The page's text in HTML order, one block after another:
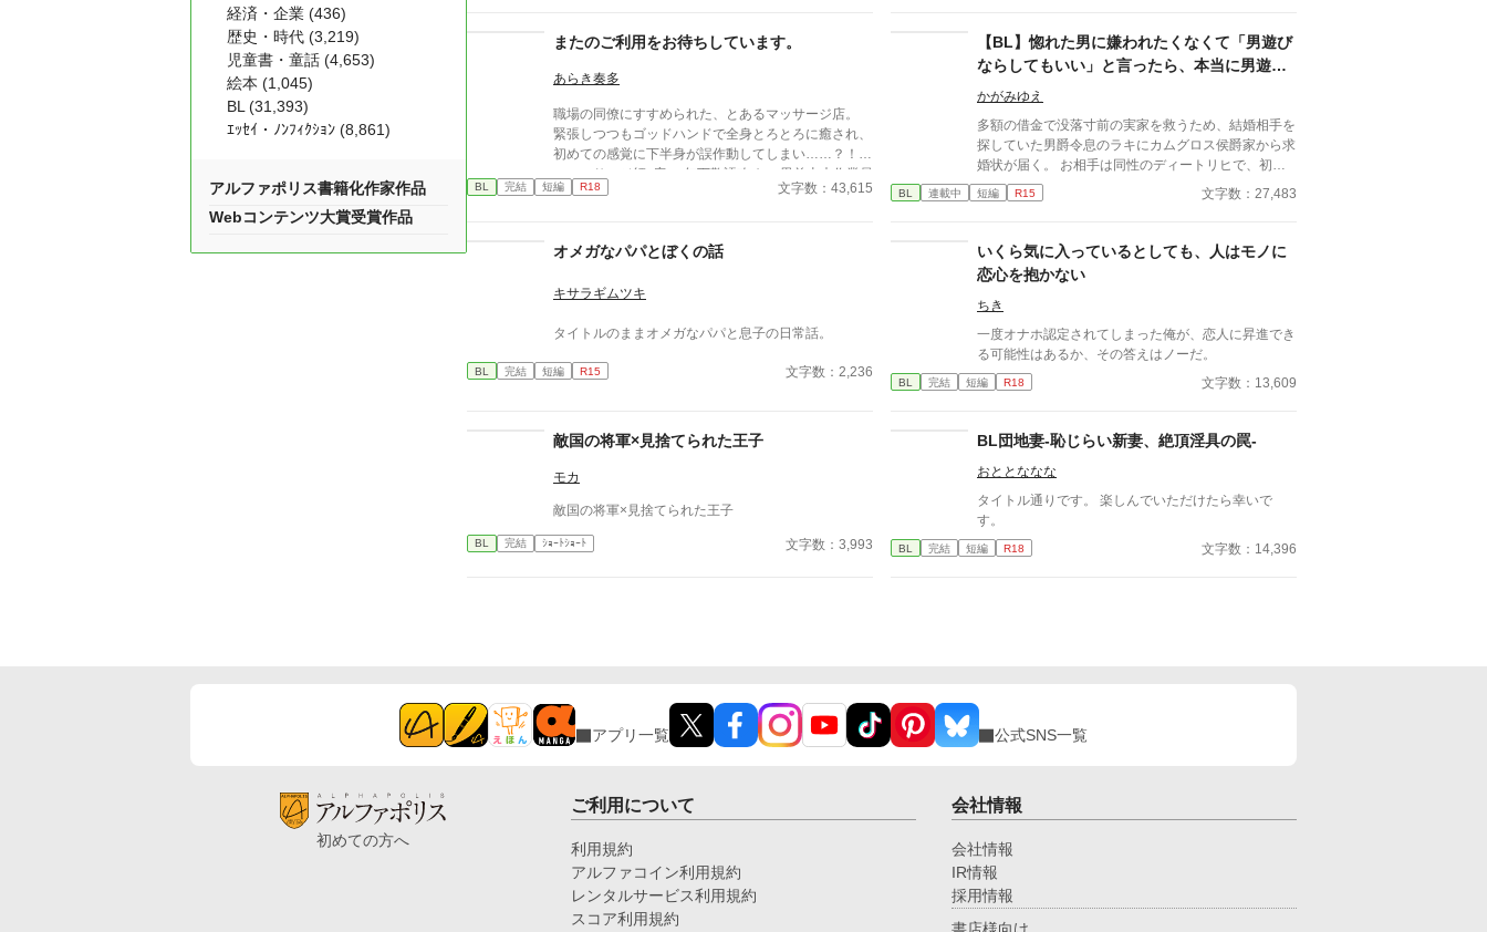
またのご利用をお待ちしています。
あらき奏多
職場の同僚にすすめられた、とあるマッサージ店。
緊張しつつもゴッドハンドで全身とろとろに癒され、
初めての感覚に下半身が誤作動してしまい……？！
・マッサージ師×客 ・年下敬語攻め ・男前土木作業員
受け ・ノリ軽め ※年齢順イメージ 九重≒達也＞坂田
優しくて低めのセクシーボイス ・良識はある人 ▼杉
質 ・快楽に流されやすい。すぐ喘ぐ ・性格も見た目
のみや あおい) 攻 ・マッサージ店の施術者のひと
に長い。敏腕。 ・顔と名前だけ中性的。愛想は人並
・愛称『ココ』『ココさん』『ココちゃん』 ・名前
だけ可愛い。性格は可愛くない。見た目も別に可愛く
ない。 ・理性が強め。隠れコミュ障。 ・無自覚ド
p://lyze.jp/nyanko03/)からの転載です。 徐々に移動し
ていきたいと思いますが、作品数は個人サイトが一番
多いです。 よろしくお願いいたします。
BL 完結 短編 R18 文字数：43,615
【BL】惚れた男に嫌われたくなくて「男遊び
ならしてもいい」と言ったら、本当に男遊び
を始められて絶望している侯爵令息の話
かがみゆえ
多額の借金で没落寸前の実家を救うため、結婚相手を
探していた男爵令息のラキにカムグロス侯爵家から求
婚状が届く。 お相手は同性のディートリヒで、初対
面で歓迎されるどころか冷たく突き放されてしまう。
『必要最低限関わるな』 『愛人を作るな』 『男遊び
済する条件を言われたラキは、学園で令息たちとの交
流を満喫中。 褒め上手なラキの周りには可愛い令息
が集まり、推し活状態に。 一方、ディートリヒだけ
が嫉妬で胃を痛める日々。 ラキへの恋心を隠し続け
BL 連載中 短編 R15 文字数：27,483
オメガなパパとぼくの話
キサラギムツキ
タイトルのままオメガなパパと息子の日常話。
BL 完結 短編 R15 文字数：2,236
いくら気に入っているとしても、人はモノに
恋心を抱かない
ちき
一度オナホ認定されてしまった俺が、恋人に昇進でき
る可能性はあるか、その答えはノーだ。
BL 完結 短編 R18 文字数：13,609
敵国の将軍×見捨てられた王子
モカ
敵国の将軍×見捨てられた王子
BL 完結 ｼｮｰﾄｼｮｰﾄ 文字数：3,993
BL団地妻-恥じらい新妻、絶頂淫具の罠-
おととななな
タイトル通りです。 楽しんでいただけたら幸いで
す。
BL 完結 短編 R18 文字数：14,396
経済・企業 (436)
歴史・時代 (3,219)
児童書・童話 (4,653)
絵本 (1,045)
BL (31,393)
ｴｯｾｲ・ﾉﾝﾌｨｸｼｮﾝ (8,861)
アルファポリス書籍化作家作品
Webコンテンツ大賞受賞作品
アプリ一覧 公式SNS一覧
初めての方へ
ご利用について
利用規約
アルファコイン利用規約
レンタルサービス利用規約
スコア利用規約
会社情報
会社情報
IR情報
採用情報